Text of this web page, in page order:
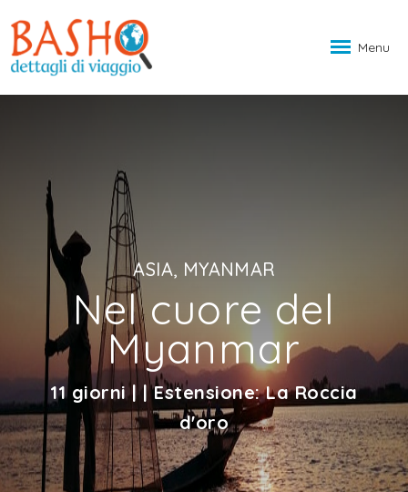
Menu
ASIA, MYANMAR
Nel cuore del
Myanmar
11 giorni | | Estensione: La Roccia
d'oro